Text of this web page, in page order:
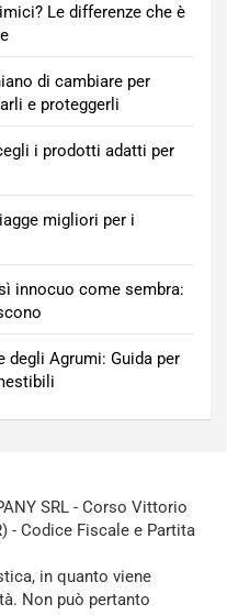
Le differenze che è
di cambiare per
e proteggerli
i prodotti adatti per
migliori per i
innocuo come sembra:
degli Agrumi: Guida per
SRL - Corso Vittorio
- Codice Fiscale e Partita
in quanto viene
Non può pertanto